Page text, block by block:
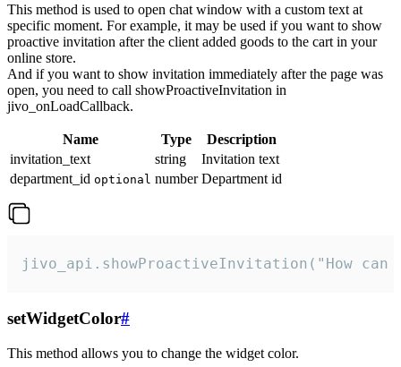
This method is used to open chat window with a custom text at
specific moment. For example, it may be used if you want to show
proactive invitation after the client added goods to the cart in your
online store.
And if you want to show invitation immediately after the page was
open, you need to call showProactiveInvitation in
jivo_onLoadCallback.
Name Type
Description
invitation_text
string
Invitation text
department_id optional number Department id
jivo_api.showProactiveInvitation("How
setWidgetColor#
This method allows you to change the widget color.